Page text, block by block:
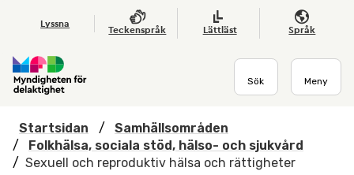
Hoppa till huvudmenyn
Lyssna
Teckenspråk Lättläst Språk
Sök Meny
Startsidan /
Samhällsområden
/
Folkhälsa, sociala stöd, hälso- och sjukvård
/ Sexuell och reproduktiv hälsa och rättigheter